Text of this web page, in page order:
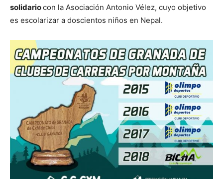
solidariocon la Asociación Antonio Vélez, cuyo objetivo
es escolarizar a doscientos niños en Nepal.